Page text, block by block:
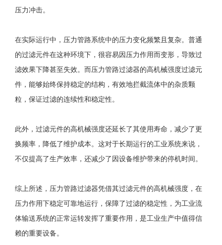
压力冲击。
在实际运行中，压力管路系统中的压力变化频繁且复杂。普通
的过滤元件在这种环境下，很容易因压力作用而变形，导致过
滤效果下降甚至失效。而压力管路过滤器的高机械强度过滤元
件，能够始终保持稳定的结构，有效地拦截流体中的杂质颗
粒，保证过滤的连续性和稳定性。
此外，过滤元件的高机械强度还延长了其使用寿命，减少了更
换频率，降低了维护成本。这对于长期运行的工业系统来说，
不仅提高了生产效率，还减少了因设备维护带来的停机时间。
综上所述，压力管路过滤器凭借其过滤元件的高机械强度，在
压力作用下稳定可靠地运行，保障了过滤的稳定性，为工业流
体输送系统的正常运转发挥了重要作用，是工业生产中值得信
赖的重要设备。